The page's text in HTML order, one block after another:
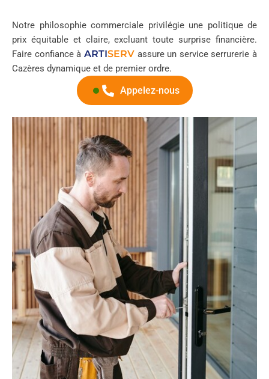
Notre philosophie commerciale privilégie une politique de
prix équitable et claire, excluant toute surprise financière.
Faire confiance à ARTISERVassure un service serrurerie à
Cazères dynamique et de premier ordre.
Appelez-nous